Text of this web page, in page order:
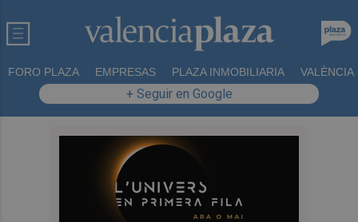
FORO PLAZA EMPRESAS PLAZA INMOBILIARIA VALÈNCIA
+ Seguir en Google